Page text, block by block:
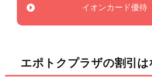
イオンカード優待
エポトクプラザの割引は